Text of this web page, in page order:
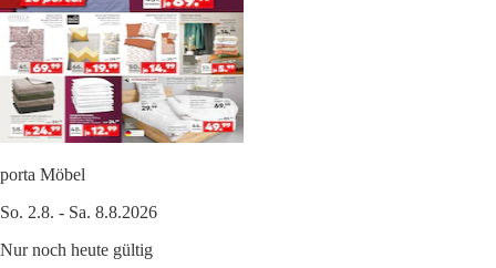
porta Möbel
So. 2.8. - Sa. 8.8.2026
Nur noch heute gültig